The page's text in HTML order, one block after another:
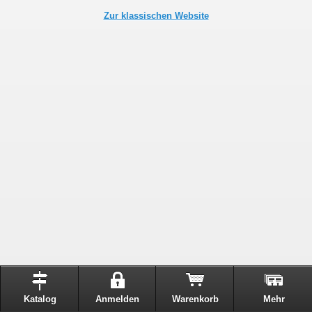
Zur klassischen Website
Katalog Anmelden Warenkorb Mehr